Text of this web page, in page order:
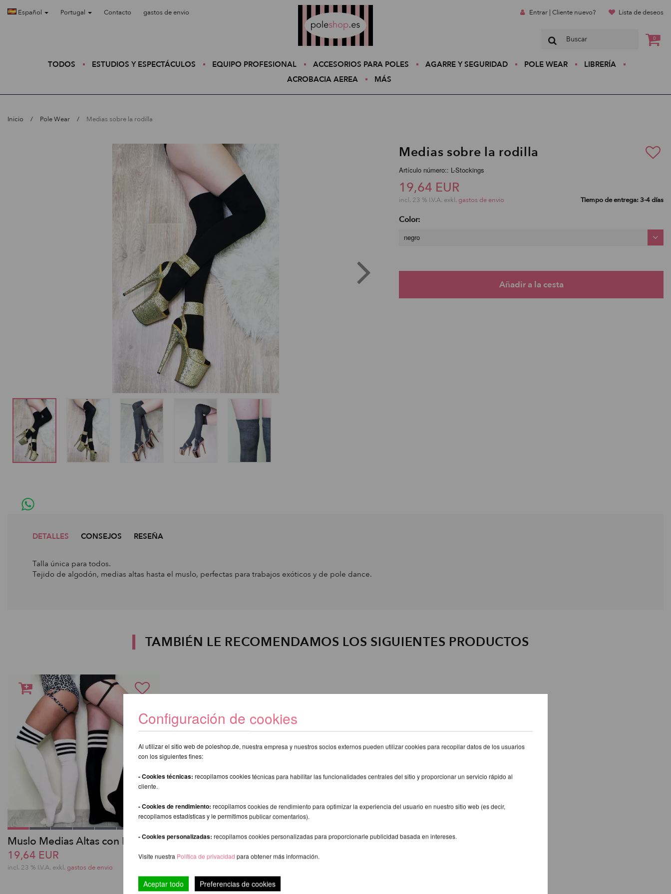
Español Portugal Contacto gastos de envio Entrar | Cliente nuevo? Lista de deseos
0
TODOS ESTUDIOS Y ESPECTÁCULOS EQUIPO PROFESIONAL ACCESORIOS PARA POLES AGARRE Y SEGURIDAD POLE WEAR
LIBRERÍA
ACROBACIA AEREA
MÁS
Inicio Pole Wear Medias sobre la rodilla
Medias sobre la rodilla
Artículo número:: L-Stockings
19,64 EUR
incl. 23 % I.V.A. exkl. gastos de envio Tiempo de entrega: 3-4 días
Color:
negro
DETALLES CONSEJOS RESEÑA
Talla única para todos.
Tejido de algodón, medias altas hasta el muslo, perfectas para trabajos exóticos y de pole dance.
TAMBIÉN LE RECOMENDAMOS LOS SIGUIENTES PRODUCTOS
Muslo Medias Altas con Rayas
19,64 EUR
incl. 23 % I.V.A. exkl. gastos de envio
Configuración de cookies
Al utilizar el sitio web de poleshop.de, nuestra empresa y nuestros socios externos pueden utilizar cookies para recopilar datos de los usuarios
con los siguientes fines:
- Cookies técnicas: recopilamos cookies técnicas para habilitar las funcionalidades centrales del sitio y proporcionar un servicio rápido al
cliente.
- Cookies de rendimiento: recopilamos cookies de rendimiento para optimizar la experiencia del usuario en nuestro sitio web (es decir,
recopilamos estadísticas y le permitimos publicar comentarios).
- Cookies personalizadas: recopilamos cookies personalizadas para proporcionarle publicidad basada en intereses.
Visite nuestra Política de privacidad para obtener más información.
Aceptar todo Preferencias de cookies